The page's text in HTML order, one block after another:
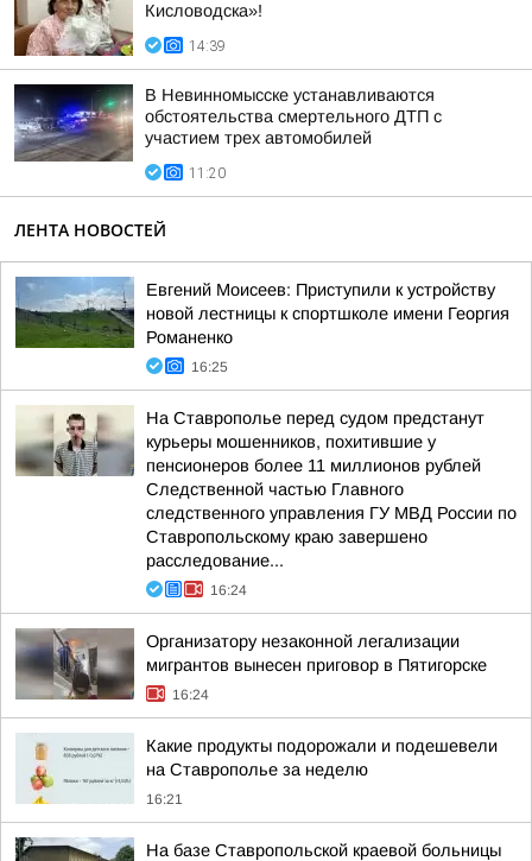
Кисловодска»!
14:39
В Невинномысске устанавливаются
обстоятельства смертельного ДТП с
участием трех автомобилей
11:20
ЛЕНТА НОВОСТЕЙ
Евгений Моисеев: Приступили к устройству
новой лестницы к спортшколе имени Георгия
Романенко
16:25
На Ставрополье перед судом предстанут
курьеры мошенников, похитившие у
пенсионеров более 11 миллионов рублей
Следственной частью Главного
следственного управления ГУ МВД России по
Ставропольскому краю завершено
расследование...
16:24
Организатору незаконной легализации
мигрантов вынесен приговор в Пятигорске
16:24
Какие продукты подорожали и подешевели
на Ставрополье за неделю
16:21
На базе Ставропольской краевой больницы